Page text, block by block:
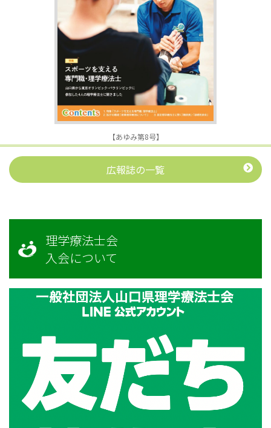
【あゆみ第8号】
広報誌の一覧
理学療法士会
入会について